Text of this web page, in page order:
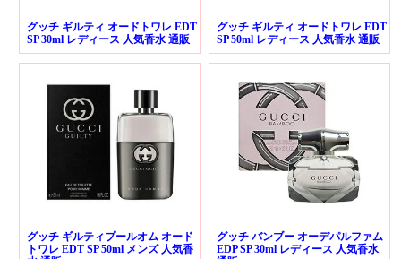
グッチ ギルティ オードトワレ EDT
SP 30ml レディース 人気香水 通販
グッチ ギルティ オードトワレ EDT
SP 50ml レディース 人気香水 通販
グッチ ギルティプールオム オード
トワレ EDT SP 50ml メンズ 人気香
グッチ バンブー オーデパルファム
EDP SP 30ml レディース 人気香水